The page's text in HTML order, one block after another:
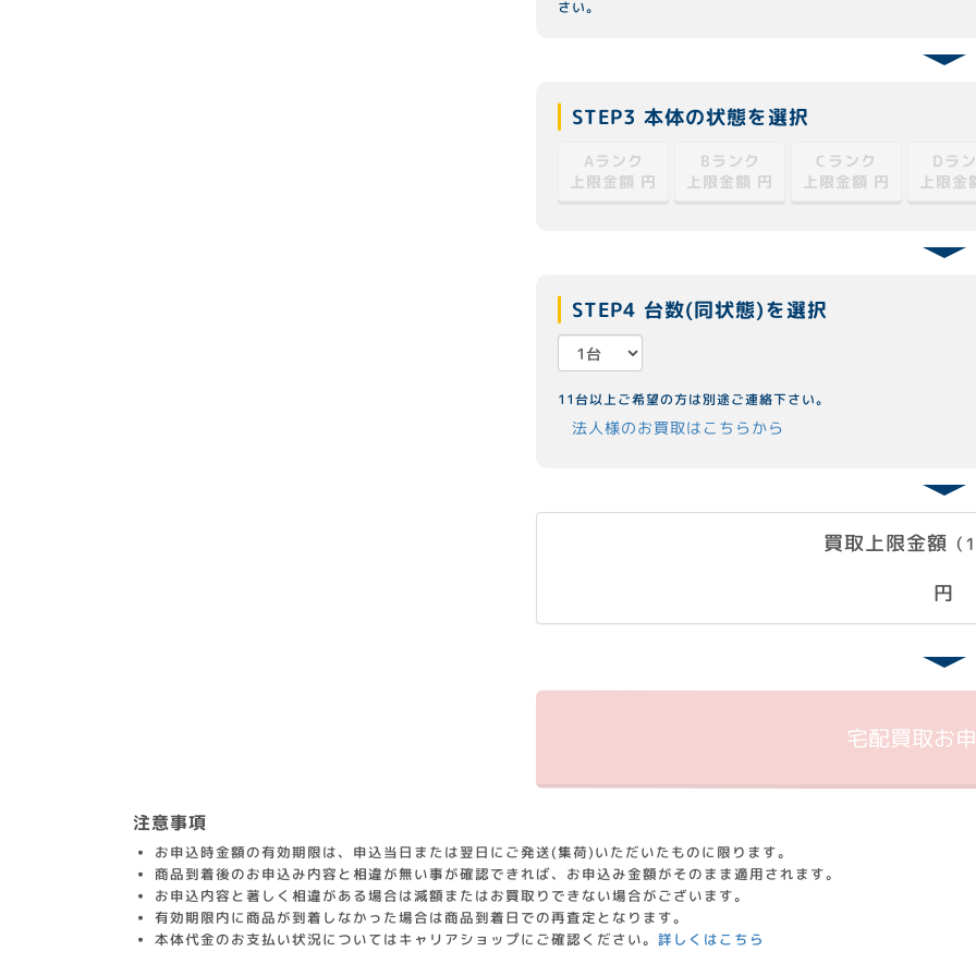
さい。
STEP3 本体の状態を選択
Aランク
上限金額 円
Bランク
上限金額 円
Cランク
上限金額 円
Dラ
上限金
STEP4 台数(同状態)を選択
11台以上ご希望の方は別途ご連絡下さい。
法人様のお買取はこちらから
買取上限金額 （
円
宅配買取お
注意事項
お申込時金額の有効期限は、申込当日または翌日にご発送(集荷)いただいたものに限ります。
商品到着後のお申込み内容と相違が無い事が確認できれば、お申込み金額がそのまま適用されます。
お申込内容と著しく相違がある場合は減額またはお買取りできない場合がございます。
有効期限内に商品が到着しなかった場合は商品到着日での再査定となります。
本体代金のお支払い状況についてはキャリアショップにご確認ください。詳しくはこちら